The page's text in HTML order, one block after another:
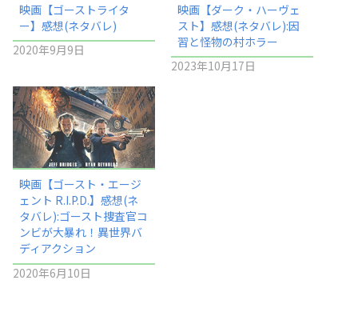
映画【ゴーストライタ
ー】感想(ネタバレ)
2020年9月9日
映画【ダーク・ハーヴェ
スト】感想(ネタバレ):因
習と怪物の村ホラー
2023年10月17日
映画【ゴースト・エージ
ェント R.I.P.D.】感想(ネ
タバレ):ゴースト捜査官コ
ンビが大暴れ！異世界バ
ディアクション
2020年6月10日